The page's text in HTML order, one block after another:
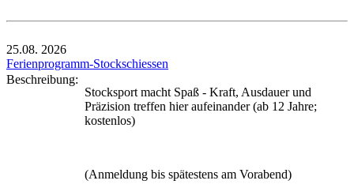
25.08. 2026
Ferienprogramm-Stockschiessen
Beschreibung:
Stocksport macht Spaß - Kraft, Ausdauer und
Präzision treffen hier aufeinander (ab 12 Jahre;
kostenlos)
(Anmeldung bis spätestens am Vorabend)